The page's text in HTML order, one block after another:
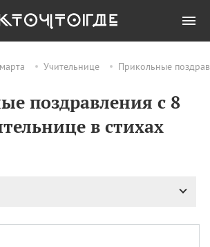
Учительнице Прикольные
поздравления с 8
в стихах
ПРАЗДНИКИ Все
08.08 День «Счастье
случается» (Happiness
Happens Day)